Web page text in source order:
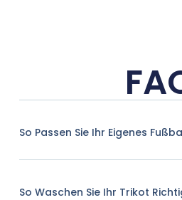
So Passen Sie Ihr Eigenes
So Waschen Sie Ihr Trikot